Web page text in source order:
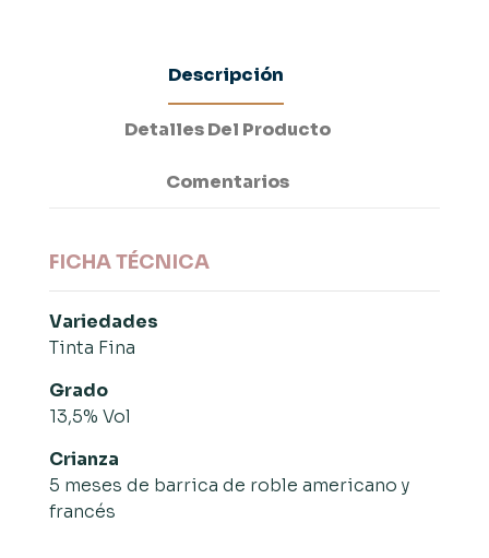
Descripción
Detalles Del Producto
Comentarios
FICHA TÉCNICA
Variedades
Tinta Fina
Grado
13,5% Vol
Crianza
5 meses de barrica de roble americano y
francés